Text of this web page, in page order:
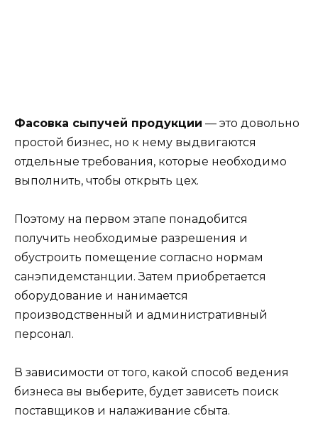
Фасовка сыпучей продукции — это довольно
простой бизнес, но к нему выдвигаются
отдельные требования, которые необходимо
выполнить, чтобы открыть цех.
Поэтому на первом этапе понадобится
получить необходимые разрешения и
обустроить помещение согласно нормам
санэпидемстанции. Затем приобретается
оборудование и нанимается
производственный и административный
персонал.
В зависимости от того, какой способ ведения
бизнеса вы выберите, будет зависеть поиск
поставщиков и налаживание сбыта.